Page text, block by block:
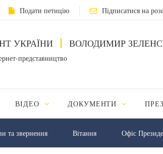
Подати петицію Підписатися на
УКРАЇНИ ВОЛОДИМИР
представництво
ВІДЕО ДОКУМЕНТИ
та звернення Вiтання Офіс